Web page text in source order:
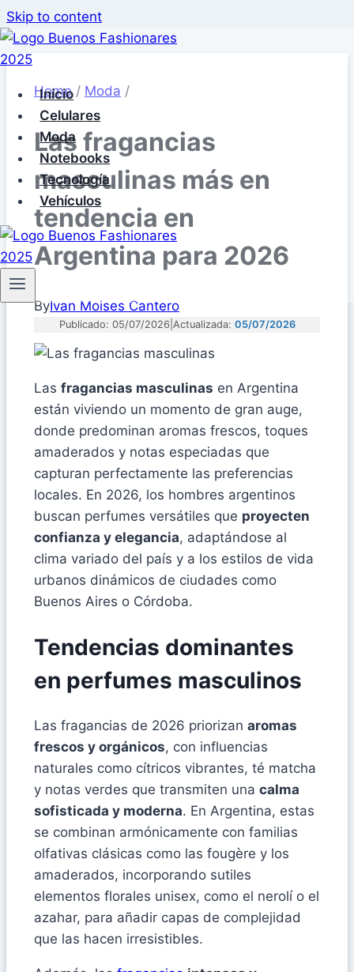
Skip to content
Inicio
Celulares
Moda
Notebooks
Tecnología
Vehículos
Home / Moda /
Las fragancias
masculinas más en
tendencia en
Argentina para 2026
ByIvan Moises Cantero
Publicado: 05/07/2026 Actualizada: 05/07/2026
Las fragancias masculinas en Argentina
están viviendo un momento de gran auge,
donde predominan aromas frescos, toques
amaderados y notas especiadas que
capturan perfectamente las preferencias
locales. En 2026, los hombres argentinos
buscan perfumes versátiles que proyecten
confianza y elegancia, adaptándose al
clima variado del país y a los estilos de vida
urbanos dinámicos de ciudades como
Buenos Aires o Córdoba.
Tendencias dominantes
en perfumes masculinos
Las fragancias de 2026 priorizan aromas
frescos y orgánicos, con influencias
naturales como cítricos vibrantes, té matcha
y notas verdes que transmiten una calma
sofisticada y moderna. En Argentina, estas
se combinan armónicamente con familias
olfativas clásicas como las fougère y los
amaderados, incorporando sutiles
elementos florales unisex, como el nerolí o el
azahar, para añadir capas de complejidad
que las hacen irresistibles.